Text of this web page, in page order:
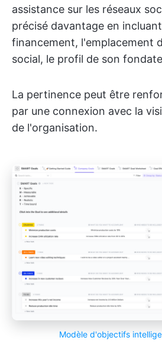
assistance sur les réseaux
précisé davantage en
financement, l'emplacement
social, le profil de son
La pertinence peut être
par une connexion avec la
de l'organisation.
Modèle d'objectifs